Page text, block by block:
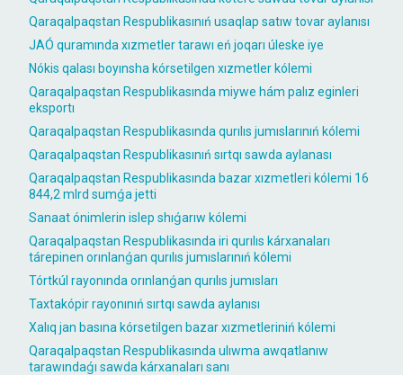
Qaraqalpaqstan Respublikasınıń usaqlap satıw tovar aylanısı
JAÓ quramında xızmetler tarawı eń joqarı úleske iye
Nókis qalası boyınsha kórsetilgen xızmetler kólemi
Qaraqalpaqstan Respublikasında miywe hám palız eginleri
eksportı
Qaraqalpaqstan Respublikasında qurılıs jumıslarınıń kólemi
Qaraqalpaqstan Respublikasınıń sırtqı sawda aylanası
Qaraqalpaqstan Respublikasında bazar xızmetleri kólemi 16
844,2 mlrd sumǵa jetti
Sanaat ónimlerin islep shıǵarıw kólemi
Qaraqalpaqstan Respublikasında iri qurılıs kárxanaları
tárepinen orınlanǵan qurılıs jumıslarınıń kólemi
Tórtkúl rayonında orınlanǵan qurılıs jumısları
Taxtakópir rayonınıń sırtqı sawda aylanısı
Xalıq jan basına kórsetilgen bazar xızmetleriniń kólemi
Qaraqalpaqstan Respublikasında ulıwma awqatlanıw
tarawındaǵı sawda kárxanaları sanı